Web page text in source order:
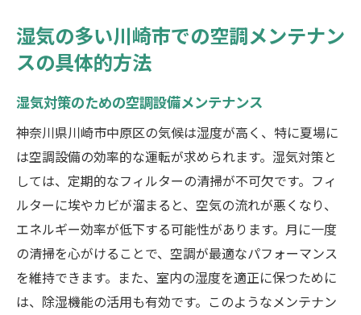
湿気の多い川崎市での空調メンテナン
スの具体的方法
湿気対策のための空調設備メンテナンス
神奈川県川崎市中原区の気候は湿度が高く、特に夏場に
は空調設備の効率的な運転が求められます。湿気対策と
しては、定期的なフィルターの清掃が不可欠です。フィ
ルターに埃やカビが溜まると、空気の流れが悪くなり、
エネルギー効率が低下する可能性があります。月に一度
の清掃を心がけることで、空調が最適なパフォーマンス
を維持できます。また、室内の湿度を適正に保つために
は、除湿機能の活用も有効です。このようなメンテナン